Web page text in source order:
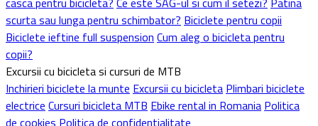
scurta sau lunga pentru schimbator? Biciclete pentru copii
Biciclete ieftine full suspension Cum aleg o bicicleta pentru
copii?
Excursii cu bicicleta si cursuri de MTB
Inchirieri biciclete la munte Excursii cu bicicleta Plimbari biciclete
electrice Cursuri bicicleta MTB Ebike rental in Romania Politica
de cookies Politica de confidentialitate